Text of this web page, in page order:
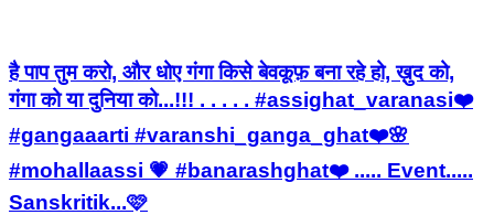
है पाप तुम करो, और धोए गंगा किसे बेवकूफ़ बना रहे हो, ख़ुद को,
गंगा को या दुनिया को...!!! . . . . . #assighat_varanasi❤️
#gangaaarti #varanshi_ganga_ghat❤️🌸
#mohallaassi 💗 #banarashghat❤️ ..... Event.....
Sanskritik...🩷